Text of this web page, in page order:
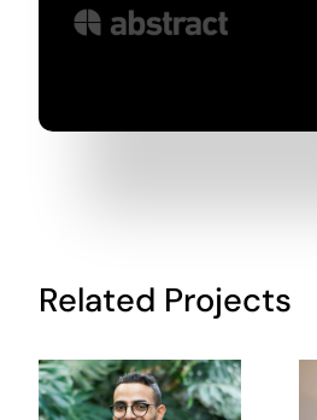
Related Projects